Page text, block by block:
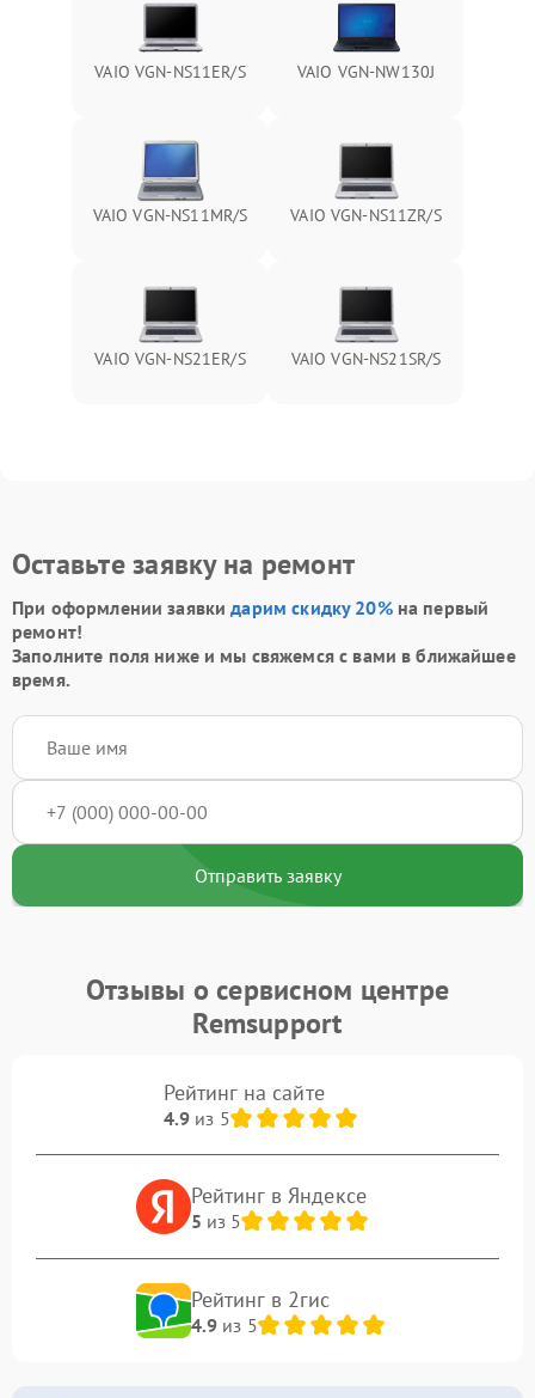
VAIO VGN-NS11ER/S VAIO VGN-NW130J
VAIO VGN-NS11MR/S VAIO VGN-NS11ZR/S
VAIO VGN-NS21ER/S VAIO VGN-NS21SR/S
Оставьте заявку на ремонт
При оформлении заявкидарим скидку 20%на первый
ремонт!
Заполните поля ниже и мы свяжемся с вами в ближайшее
время.
Отправить заявку
Отзывы о сервисном центре
Remsupport
Рейтинг на сайте
4.9из 5
Рейтинг в Яндексе
5 из 5
Рейтинг в 2гис
4.9из 5